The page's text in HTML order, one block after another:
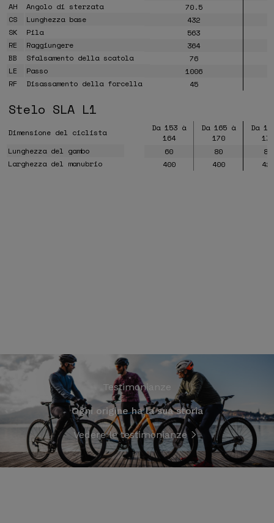
AH
Angolo di sterzata
70.5
CS
Lunghezza base
432
SK
Pila
563
RE
Raggiungere
364
BB
Sfalsamento della scatola
76
LE
Passo
1006
RF
Disassamento della forcella 45
Stelo SLA L1
Dimensione del ciclista
Da 153 à
164
Da 165 à
170
Da
174
Lunghezza del gambo
60 80
80
Larghezza del manubrio
400 400 420
Testimonianze
Ogni origine ha la sua storia
Vedere le testimonianze